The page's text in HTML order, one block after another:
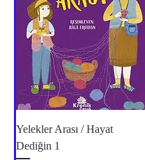
Yelekler Arası / Hayat
Dediğin 1